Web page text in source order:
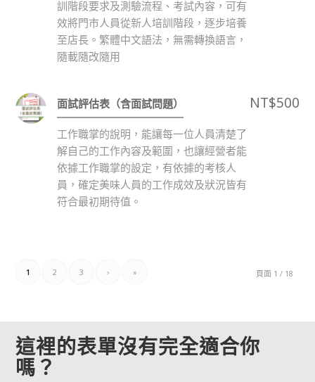
訓階段要求及測驗流程、考試內容，可有
效將門市人員從新人培訓階段，逐步培養
至店長。繁體中文語法，無需轉換語言，
隨載隨改隨用
面試評估表（含面試問題） NT$500
工作職掌的說明，能讓每一位人員清楚了
解自己的工作內容及範圍，也讓經營者能
依據工作職掌的設定，有依據的考核人
員，確定美味人員的工作成效及狀況皆有
符合最初期待值。
頁面 1 / 18
1 2 3 › »
這裡的表單沒有完全適合你
嗎？